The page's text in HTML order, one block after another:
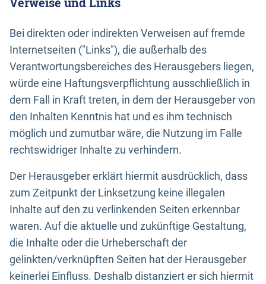
Bei direkten oder indirekten Verweisen auf fremde
Internetseiten ("Links"), die außerhalb des
Verantwortungsbereiches des Herausgebers liegen,
würde eine Haftungsverpflichtung ausschließlich in
dem Fall in Kraft treten, in dem der Herausgeber von
den Inhalten Kenntnis hat und es ihm technisch
möglich und zumutbar wäre, die Nutzung im Falle
rechtswidriger Inhalte zu verhindern.
Der Herausgeber erklärt hiermit ausdrücklich, dass
zum Zeitpunkt der Linksetzung keine illegalen
Inhalte auf den zu verlinkenden Seiten erkennbar
waren. Auf die aktuelle und zukünftige Gestaltung,
die Inhalte oder die Urheberschaft der
gelinkten/verknüpften Seiten hat der Herausgeber
keinerlei Einfluss. Deshalb distanziert er sich hiermit